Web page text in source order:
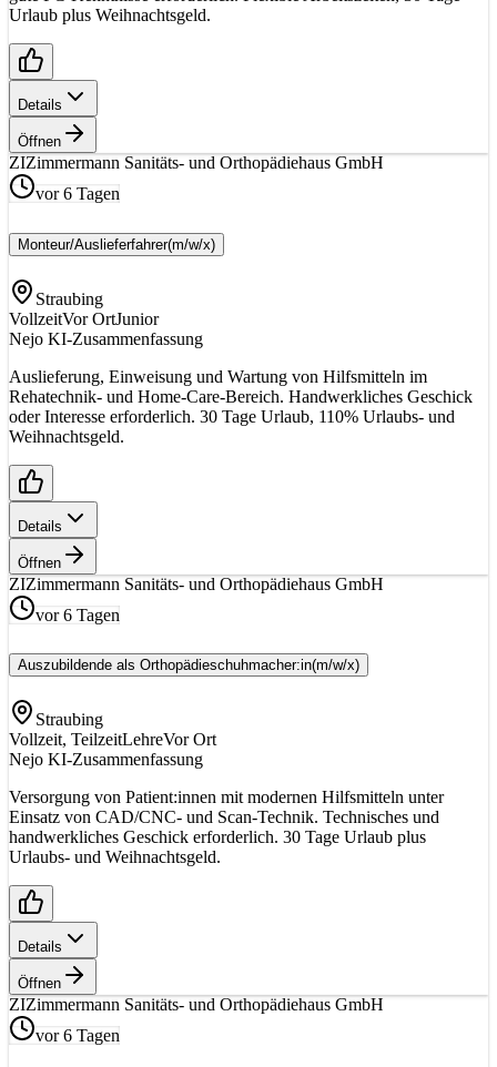
Urlaub plus Weihnachtsgeld.
Details
Öffnen
ZIZimmermann Sanitäts- und Orthopädiehaus GmbH
vor 6 Tagen
Monteur/Auslieferfahrer(m/w/x)
Straubing
VollzeitVor OrtJunior
Nejo KI-Zusammenfassung
Auslieferung, Einweisung und Wartung von Hilfsmitteln im
Rehatechnik- und Home-Care-Bereich. Handwerkliches Geschick
oder Interesse erforderlich. 30 Tage Urlaub, 110% Urlaubs- und
Weihnachtsgeld.
Details
Öffnen
ZIZimmermann Sanitäts- und Orthopädiehaus GmbH
vor 6 Tagen
Auszubildende als Orthopädieschuhmacher:in(m/w/x)
Straubing
Vollzeit, TeilzeitLehreVor Ort
Nejo KI-Zusammenfassung
Versorgung von Patient:innen mit modernen Hilfsmitteln unter
Einsatz von CAD/CNC- und Scan-Technik. Technisches und
handwerkliches Geschick erforderlich. 30 Tage Urlaub plus
Urlaubs- und Weihnachtsgeld.
Details
Öffnen
ZIZimmermann Sanitäts- und Orthopädiehaus GmbH
vor 6 Tagen